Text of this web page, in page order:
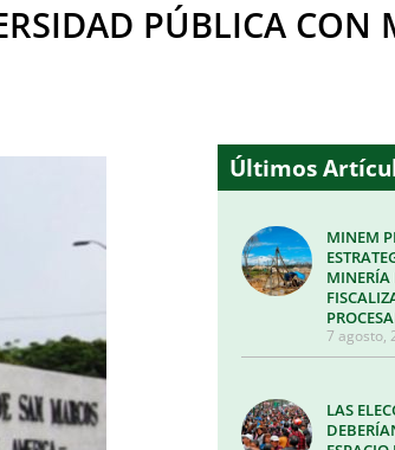
PÚBLICA CON
Últimos
MINEM
MINERÍA
7 agosto,
LAS